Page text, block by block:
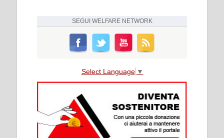
SEGUI WELFARE NETWORK
Select Language ▼